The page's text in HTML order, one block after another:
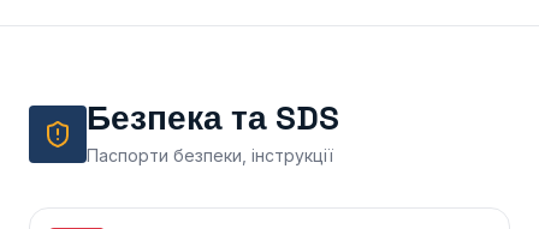
Безпека та SDS
Паспорти безпеки, інструкції